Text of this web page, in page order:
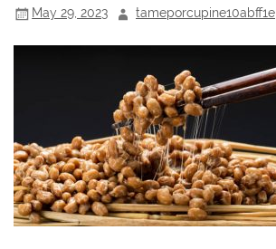
May 29, 2023 tameporcupine10abff1e